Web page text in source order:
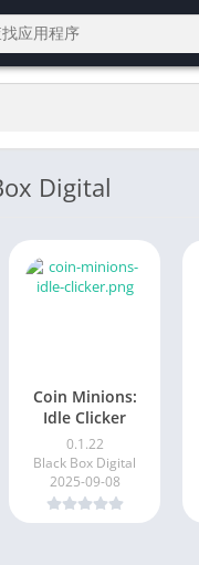
Digital
Coin Minions:
Idle Clicker
0.1.22
Black Box Digital
2025-09-08